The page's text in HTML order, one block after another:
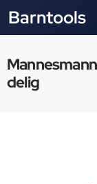
Barntools
delig